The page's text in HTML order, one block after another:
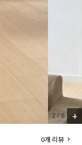
2/6 +
0개 리뷰